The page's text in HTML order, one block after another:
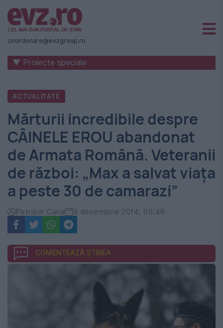
Știri
naționale
internaționale
România
-
Evenimentul
Zilei
coordonare@evzgroup.ro
▼ Proiecte speciale
ACTUALITATE
Mărturii incredibile despre
CÂINELE EROU abandonat
de Armata Română. Veteranii
de război: „Max a salvat viaţa
a peste 30 de camarazi”
Petrisor Cana 9 decembrie 2014, 05:48
COMENTEAZĂ ȘTIREA